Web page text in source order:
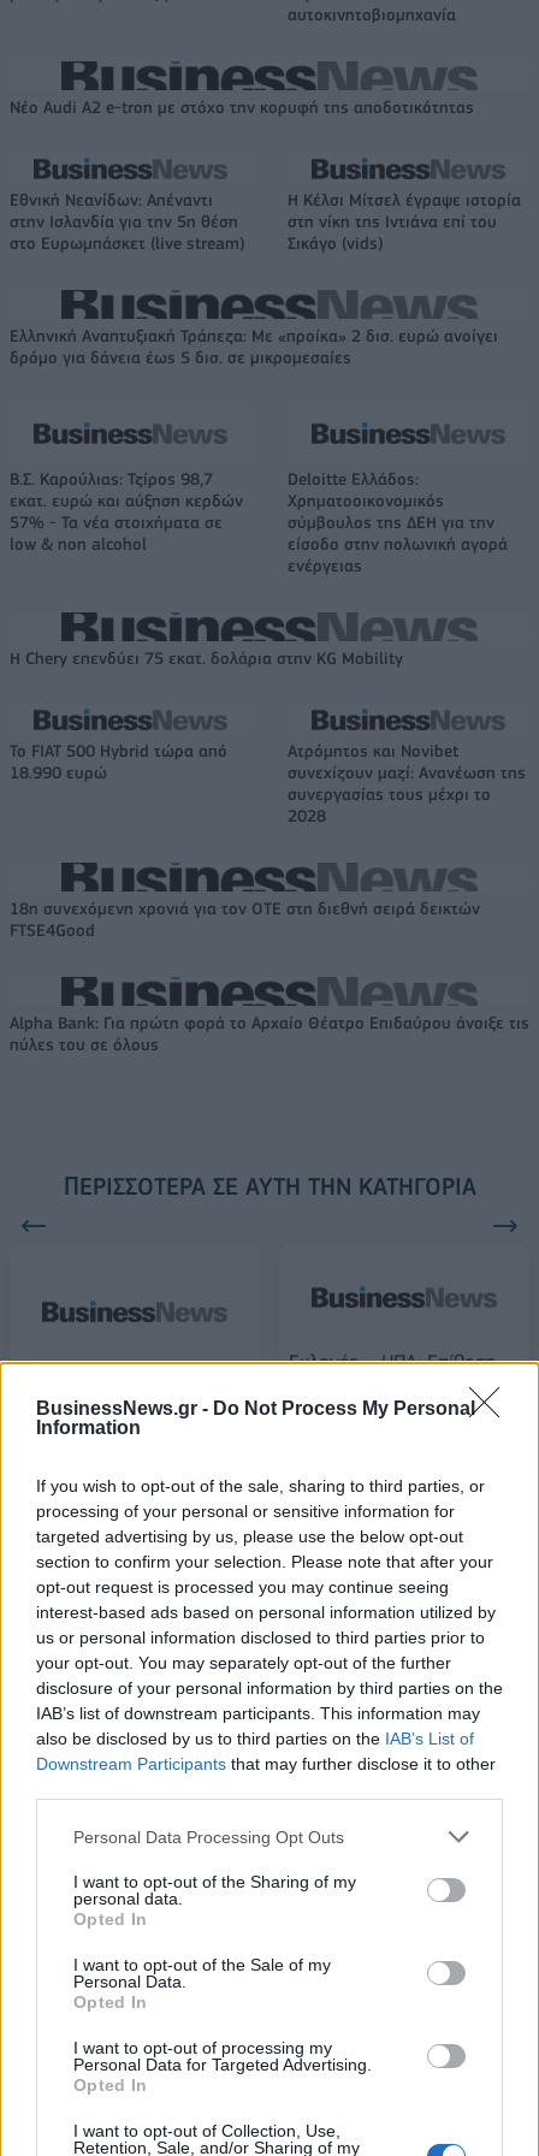
BusinessNews.gr - Do Not Process My Personal
Information
If you wish to opt-out of the sale, sharing to third parties, or
processing of your personal or sensitive information for
targeted advertising by us, please use the below opt-out
section to confirm your selection. Please note that after your
opt-out request is processed you may continue seeing
interest-based ads based on personal information utilized by
us or personal information disclosed to third parties prior to
your opt-out. You may separately opt-out of the further
disclosure of your personal information by third parties on the
IAB’s list of downstream participants. This information may
also be disclosed by us to third parties on the IAB’s List of
Downstream Participants that may further disclose it to other
Personal Data Processing Opt Outs
I want to opt-out of the Sharing of my
personal data.
Opted In
I want to opt-out of the Sale of my
Personal Data.
Opted In
I want to opt-out of processing my
Personal Data for Targeted Advertising.
Opted In
I want to opt-out of Collection, Use,
Retention, Sale, and/or Sharing of my
αυτοκινητοβιομηχανία
Νέο Audi A2 e-tron με στόχο την κορυφή της αποδοτικότητας
Εθνική Νεανίδων: Απέναντι
στην Ισλανδία για την 5η θέση
στο Ευρωμπάσκετ (live stream)
Η Κέλσι Μίτσελ έγραψε ιστορία
στη νίκη της Ιντιάνα επί του
Σικάγο (vids)
Ελληνική Αναπτυξιακή Τράπεζα: Με «προίκα» 2 δισ. ευρώ ανοίγει
δρόμο για δάνεια έως 5 δισ. σε μικρομεσαίες
Β.Σ. Καρούλιας: Τζίρος 98,7
εκατ. ευρώ και αύξηση κερδών
57% - Τα νέα στοιχήματα σε
low & non alcohol
Deloitte Ελλάδος:
Χρηματοοικονομικός
σύμβουλος της ΔΕΗ για την
είσοδο στην πολωνική αγορά
ενέργειας
Η Chery επενδύει 75 εκατ. δολάρια στην KG Mobility
Το FIAT 500 Hybrid τώρα από
18.990 ευρώ
Ατρόμητος και Novibet
συνεχίζουν μαζί: Ανανέωση της
συνεργασίας τους μέχρι το
2028
18η συνεχόμενη χρονιά για τον ΟΤΕ στη διεθνή σειρά δεικτών
FTSE4Good
Alpha Bank: Για πρώτη φορά το Αρχαίο Θέατρο Επιδαύρου άνοιξε τις
πύλες του σε όλους
ΠΕΡΙΣΣΌΤΕΡΑ ΣΕ ΑΥΤΉ ΤΗΝ ΚΑΤΗΓΟΡΊΑ
κρούσματα και ρεκόρ
θανάτων μέσα σε ένα
15/10/2020 - 13:18
Εκλογές – ΗΠΑ: Επίθεση
Facebook
ΡΟΗ ΕΙΔΗΣΕΩΝ
Αλ. Τσίπρας: Στις 2 Σεπτεμβρίου η παρουσίαση του
οικονομικού προγράμματος της ΕΛ.Α.Σ. στη
Θεσσαλονίκη
09/08/2026 - 10:03
Κορυφώνεται η έξοδος του Αυγούστου – Πάνω από
56.000 επιβάτες αναχωρούν σήμερα από τα
08/08/2026 - 14:30 ΕΛΛΑΔΑ